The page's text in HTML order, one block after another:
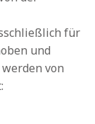
für
und
von